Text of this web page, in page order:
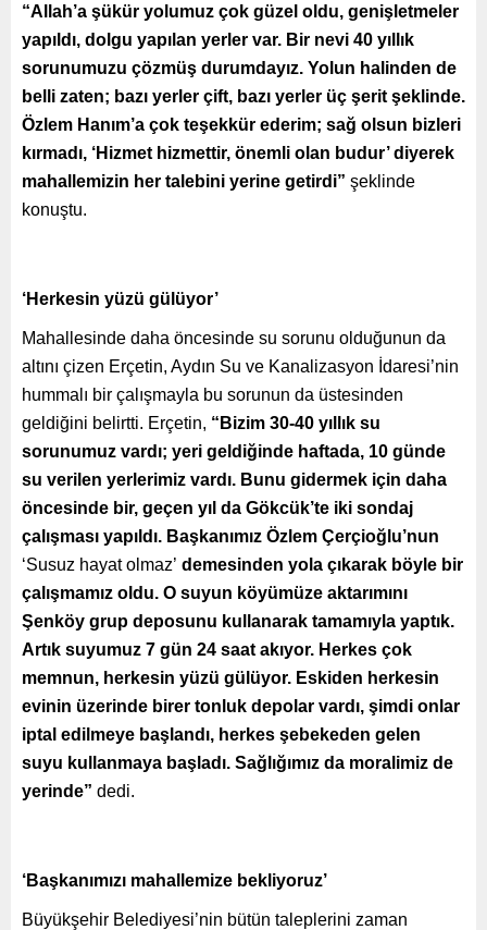
“Allah’a şükür yolumuz çok güzel oldu, genişletmeler
yapıldı, dolgu yapılan yerler var. Bir nevi 40 yıllık
sorunumuzu çözmüş durumdayız. Yolun halinden de
belli zaten; bazı yerler çift, bazı yerler üç şerit şeklinde.
Özlem Hanım’a çok teşekkür ederim; sağ olsun bizleri
kırmadı, ‘Hizmet hizmettir, önemli olan budur’ diyerek
mahallemizin her talebini yerine getirdi” şeklinde
konuştu.
‘Herkesin yüzü gülüyor’
Mahallesinde daha öncesinde su sorunu olduğunun da
altını çizen Erçetin, Aydın Su ve Kanalizasyon İdaresi’nin
hummalı bir çalışmayla bu sorunun da üstesinden
geldiğini belirtti. Erçetin, “Bizim 30-40 yıllık su
sorunumuz vardı; yeri geldiğinde haftada, 10 günde
su verilen yerlerimiz vardı. Bunu gidermek için daha
öncesinde bir, geçen yıl da Gökcük’te iki sondaj
çalışması yapıldı. Başkanımız Özlem Çerçioğlu’nun
‘Susuz hayat olmaz’ demesinden yola çıkarak böyle bir
çalışmamız oldu. O suyun köyümüze aktarımını
Şenköy grup deposunu kullanarak tamamıyla yaptık.
Artık suyumuz 7 gün 24 saat akıyor. Herkes çok
memnun, herkesin yüzü gülüyor. Eskiden herkesin
evinin üzerinde birer tonluk depolar vardı, şimdi onlar
iptal edilmeye başlandı, herkes şebekeden gelen
suyu kullanmaya başladı. Sağlığımız da moralimiz de
yerinde” dedi.
‘Başkanımızı mahallemize bekliyoruz’
Büyükşehir Belediyesi’nin bütün taleplerini zaman